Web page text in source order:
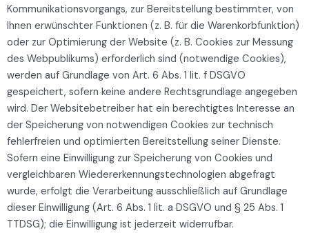
Kommunikationsvorgangs, zur Bereitstellung bestimmter, von
Ihnen erwünschter Funktionen (z. B. für die Warenkorbfunktion)
oder zur Optimierung der Website (z. B. Cookies zur Messung
des Webpublikums) erforderlich sind (notwendige Cookies),
werden auf Grundlage von Art. 6 Abs. 1 lit. f DSGVO
gespeichert, sofern keine andere Rechtsgrundlage angegeben
wird. Der Websitebetreiber hat ein berechtigtes Interesse an
der Speicherung von notwendigen Cookies zur technisch
fehlerfreien und optimierten Bereitstellung seiner Dienste.
Sofern eine Einwilligung zur Speicherung von Cookies und
vergleichbaren Wiedererkennungstechnologien abgefragt
wurde, erfolgt die Verarbeitung ausschließlich auf Grundlage
dieser Einwilligung (Art. 6 Abs. 1 lit. a DSGVO und § 25 Abs. 1
TTDSG); die Einwilligung ist jederzeit widerrufbar.